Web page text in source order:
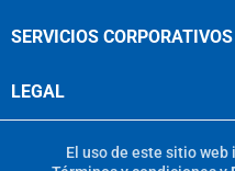
SERVICIOS CORPORATIVOS
LEGAL
El uso de este sitio